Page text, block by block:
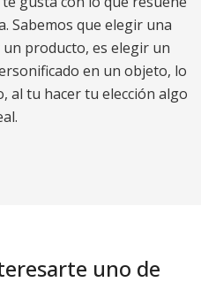
Sabemos que elegir una
producto, es elegir un
en un objeto, lo
al tu hacer tu elección algo
uno de